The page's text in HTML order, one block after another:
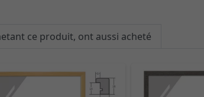
ce produit, ont aussi acheté